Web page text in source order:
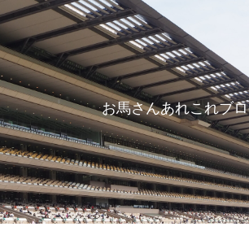
お馬さんあれこれブ